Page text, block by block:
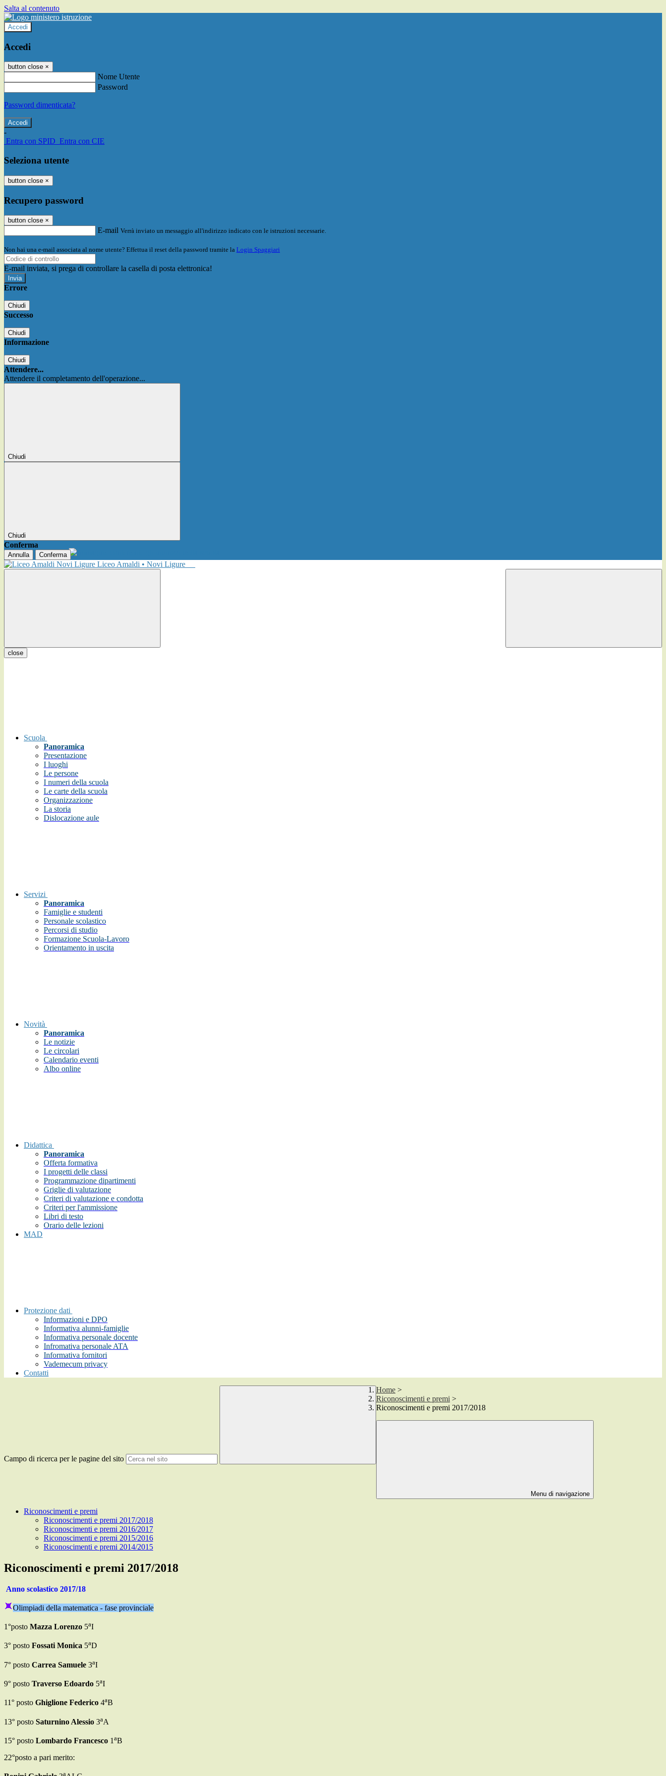
Salta al contenuto
Accedi
Accedi
button close ×
Nome Utente
Password
Password dimenticata?
-
Entra con SPID Entra con CIE
Seleziona utente
button close ×
Recupero password
button close ×
E-mail Verrà inviato un messaggio all'indirizzo indicato con le istruzioni necessarie.
Non hai una e-mail associata al nome utente? Effettua il reset della password tramite la Login Spaggiari
E-mail inviata, si prega di controllare la casella di posta elettronica!
Errore
Chiudi
Successo
Chiudi
Informazione
Chiudi
Attendere...
Attendere il completamento dell'operazione...
Chiudi
Chiudi
Conferma
Annulla Conferma
Liceo Amaldi • Novi Ligure
close
Scuola
Panoramica
Presentazione
I luoghi
Le persone
I numeri della scuola
Le carte della scuola
Organizzazione
La storia
Dislocazione aule
Servizi
Panoramica
Famiglie e studenti
Personale scolastico
Percorsi di studio
Formazione Scuola-Lavoro
Orientamento in uscita
Novità
Panoramica
Le notizie
Le circolari
Calendario eventi
Albo online
Didattica
Panoramica
Offerta formativa
I progetti delle classi
Programmazione dipartimenti
Griglie di valutazione
Criteri di valutazione e condotta
Criteri per l'ammissione
Libri di testo
Orario delle lezioni
MAD
Protezione dati
Informazioni e DPO
Informativa alunni-famiglie
Informativa personale docente
Infromativa personale ATA
Informativa fornitori
Vademecum privacy
Contatti
Campo di ricerca per le pagine del sito
Home >
Riconoscimenti e premi >
Riconoscimenti e premi 2017/2018
Menu di navigazione
Riconoscimenti e premi
Riconoscimenti e premi 2017/2018
Riconoscimenti e premi 2016/2017
Riconoscimenti e premi 2015/2016
Riconoscimenti e premi 2014/2015
Riconoscimenti e premi 2017/2018
Anno scolastico 2017/18
Olimpiadi della matematica - fase provinciale
1°posto Mazza Lorenzo 5aI
3° posto Fossati Monica 5aD
7° posto Carrea Samuele 3aI
9° posto Traverso Edoardo 5aI
11° posto Ghiglione Federico 4aB
13° posto Saturnino Alessio 3aA
15° posto Lombardo Francesco 1aB
22°posto a pari merito:
a